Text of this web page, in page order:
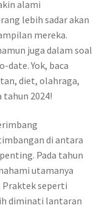
alami
lebih sadar akan
mereka.
juga dalam soal
date. Yok, baca
diet, olahraga,
2024!
di antara
Pada tahun
utamanya
seperti
diminati lantaran